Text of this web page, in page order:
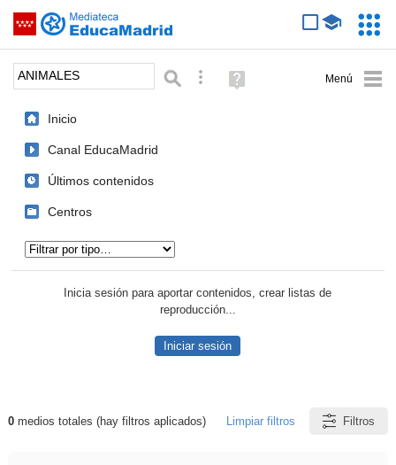
Saltar navegación
Palabra o frase: Búsqueda avanzada
Ayuda
(en
Inicio
Canal EducaMadrid
Últimos contenidos
Centros
Inicia sesión para aportar contenidos, crear listas de
reproducción...
Iniciar sesión
Resultados de: ANIMALES
0medios totales (hay filtros aplicados) Limpiar filtros Filtros